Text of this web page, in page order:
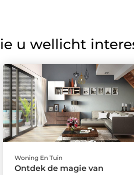
u wellicht
Woning En Tuin
Ontdek de magie van